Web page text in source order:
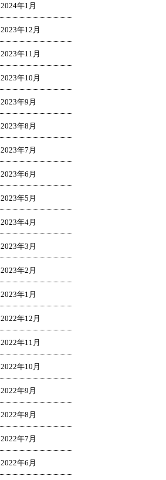
2024年1月
2023年12月
2023年11月
2023年10月
2023年9月
2023年8月
2023年7月
2023年6月
2023年5月
2023年4月
2023年3月
2023年2月
2023年1月
2022年12月
2022年11月
2022年10月
2022年9月
2022年8月
2022年7月
2022年6月